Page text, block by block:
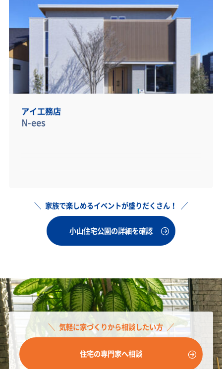
ーマルな暮らしをたのしむ新しい住まいのカタチのご
提案です。
アイ工務店
N-ees
家族で楽しめるイベントが盛りだくさん！
小山住宅公園の詳細を確認
気軽に家づくりから相談したい方
住宅の専門家へ相談